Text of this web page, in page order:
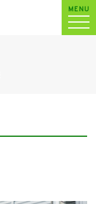
MENU